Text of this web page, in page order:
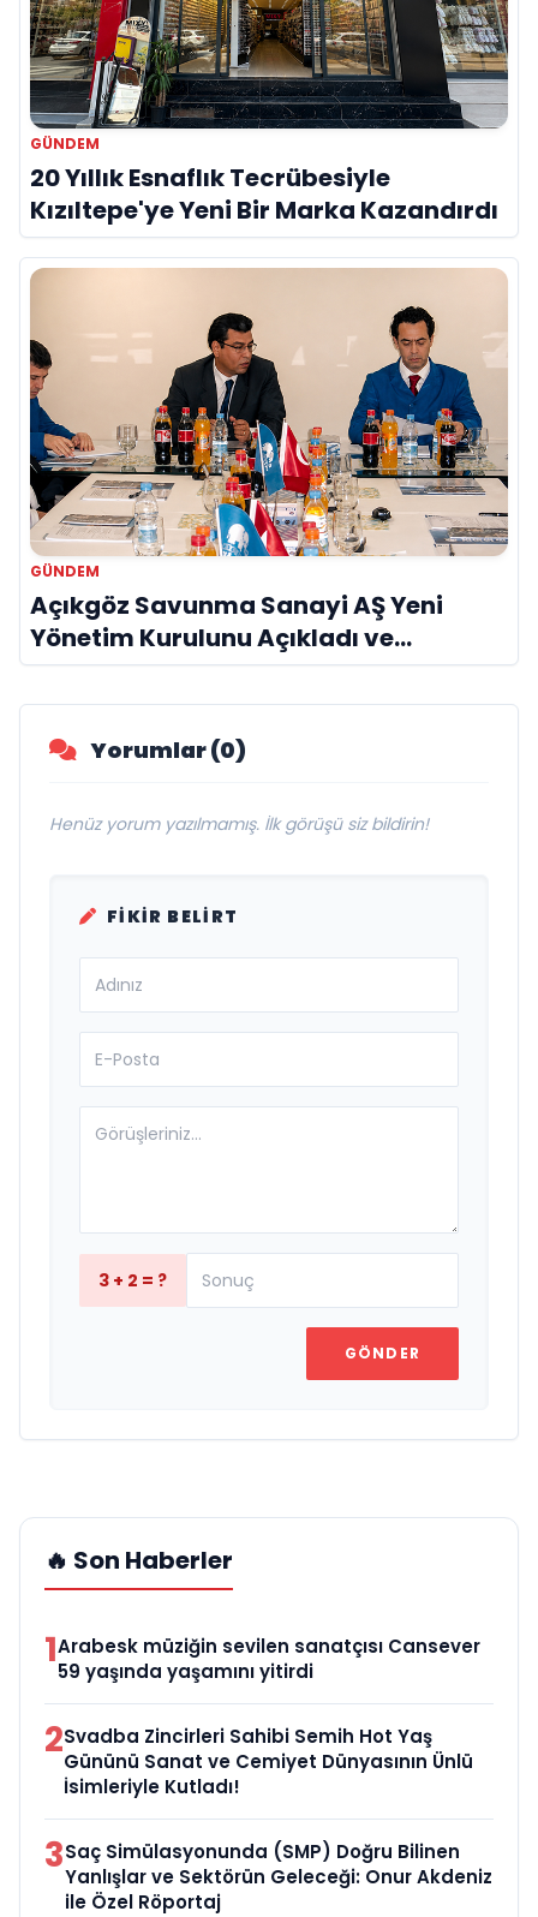
GÜNDEM
20 Yıllık Esnaflık Tecrübesiyle
Kızıltepe'ye Yeni Bir Marka Kazandırdı
GÜNDEM
Açıkgöz Savunma Sanayi AŞ Yeni
Yönetim Kurulunu Açıkladı ve
Savunma Sanayinde Küresel Vizyon
Vurgusu
Yorumlar (0)
Henüz yorum yazılmamış. İlk görüşü siz bildirin!
FIKIR BELIRT
3 + 2 = ?
GÖNDER
🔥 Son Haberler
1Arabesk müziğin sevilen sanatçısı Cansever
59 yaşında yaşamını yitirdi
2Svadba Zincirleri Sahibi Semih Hot Yaş
Gününü Sanat ve Cemiyet Dünyasının Ünlü
İsimleriyle Kutladı!
3Saç Simülasyonunda (SMP) Doğru Bilinen
Yanlışlar ve Sektörün Geleceği: Onur Akdeniz
ile Özel Röportaj